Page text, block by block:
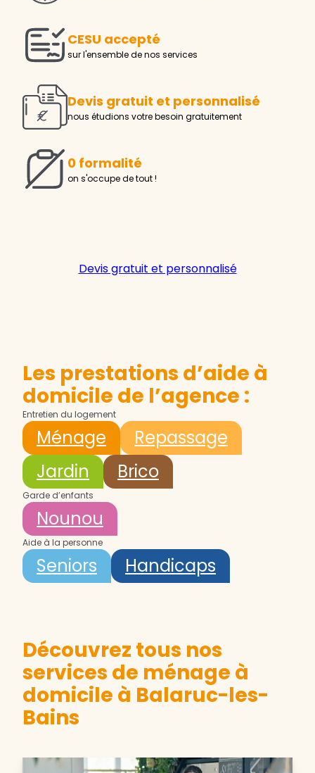
CESU accepté
sur l'ensemble de nos services
Devis gratuit et personnalisé
nous étudions votre besoin gratuitement
0 formalité
on s'occupe de tout !
Devis gratuit et personnalisé
Les prestations d’aide à
domicile de l’agence :
Entretien du logement
Ménage
Repassage
Jardin
Brico
Garde d’enfants
Nounou
Aide à la personne
Seniors Handicaps
Découvrez tous nos
services de ménage à
domicile à Balaruc-les-
Bains